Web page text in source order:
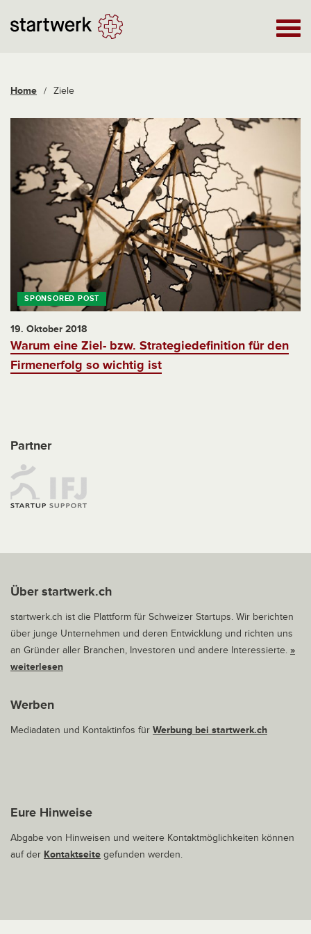
Home / Ziele
19. Oktober 2018
Warum eine Ziel- bzw. Strategiedefinition für den
Firmenerfolg so wichtig ist
Partner
Über startwerk.ch
startwerk.ch ist die Plattform für Schweizer Startups. Wir berichten
über junge Unternehmen und deren Entwicklung und richten uns
an Gründer aller Branchen, Investoren und andere Interessierte. »
weiterlesen
Werben
Mediadaten und Kontaktinfos für Werbung bei startwerk.ch
Eure Hinweise
Abgabe von Hinweisen und weitere Kontaktmöglichkeiten können
auf der Kontaktseite gefunden werden.